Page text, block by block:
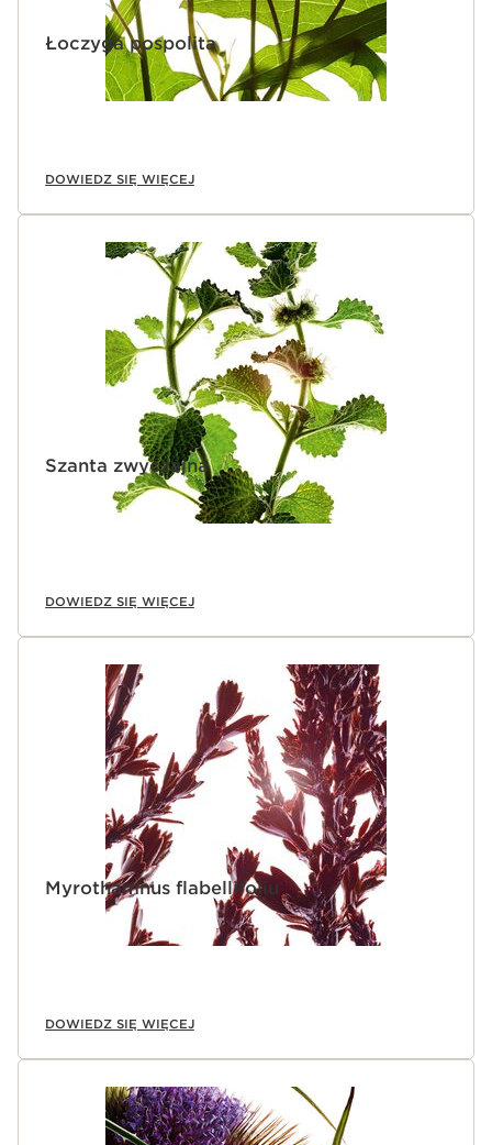
Łoczyga pospolita
DOWIEDZ SIĘ WIĘCEJ
Szanta zwyczajna
DOWIEDZ SIĘ WIĘCEJ
Myrothamnus flabellifoliu
DOWIEDZ SIĘ WIĘCEJ